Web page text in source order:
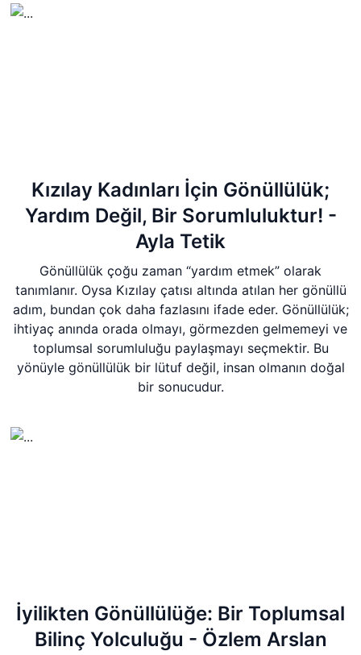
Kızılay Kadınları İçin Gönüllülük;
Yardım Değil, Bir Sorumluluktur! -
Ayla Tetik
Gönüllülük çoğu zaman “yardım etmek” olarak
tanımlanır. Oysa Kızılay çatısı altında atılan her gönüllü
adım, bundan çok daha fazlasını ifade eder. Gönüllülük;
ihtiyaç anında orada olmayı, görmezden gelmemeyi ve
toplumsal sorumluluğu paylaşmayı seçmektir. Bu
yönüyle gönüllülük bir lütuf değil, insan olmanın doğal
bir sonucudur.
İyilikten Gönüllülüğe: Bir Toplumsal
Bilinç Yolculuğu - Özlem Arslan